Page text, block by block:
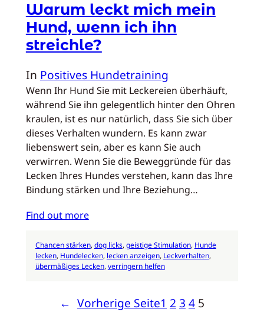
Warum leckt mich mein
Hund, wenn ich ihn
streichle?
In Positives Hundetraining
Wenn Ihr Hund Sie mit Leckereien überhäuft,
während Sie ihn gelegentlich hinter den Ohren
kraulen, ist es nur natürlich, dass Sie sich über
dieses Verhalten wundern. Es kann zwar
liebenswert sein, aber es kann Sie auch
verwirren. Wenn Sie die Beweggründe für das
Lecken Ihres Hundes verstehen, kann das Ihre
Bindung stärken und Ihre Beziehung…
Find out more
Chancen stärken, dog licks, geistige Stimulation, Hunde
lecken, Hundelecken, lecken anzeigen, Leckverhalten
übermäßiges Lecken, verringern helfen
← Vorherige Seite1 2 3 4 5